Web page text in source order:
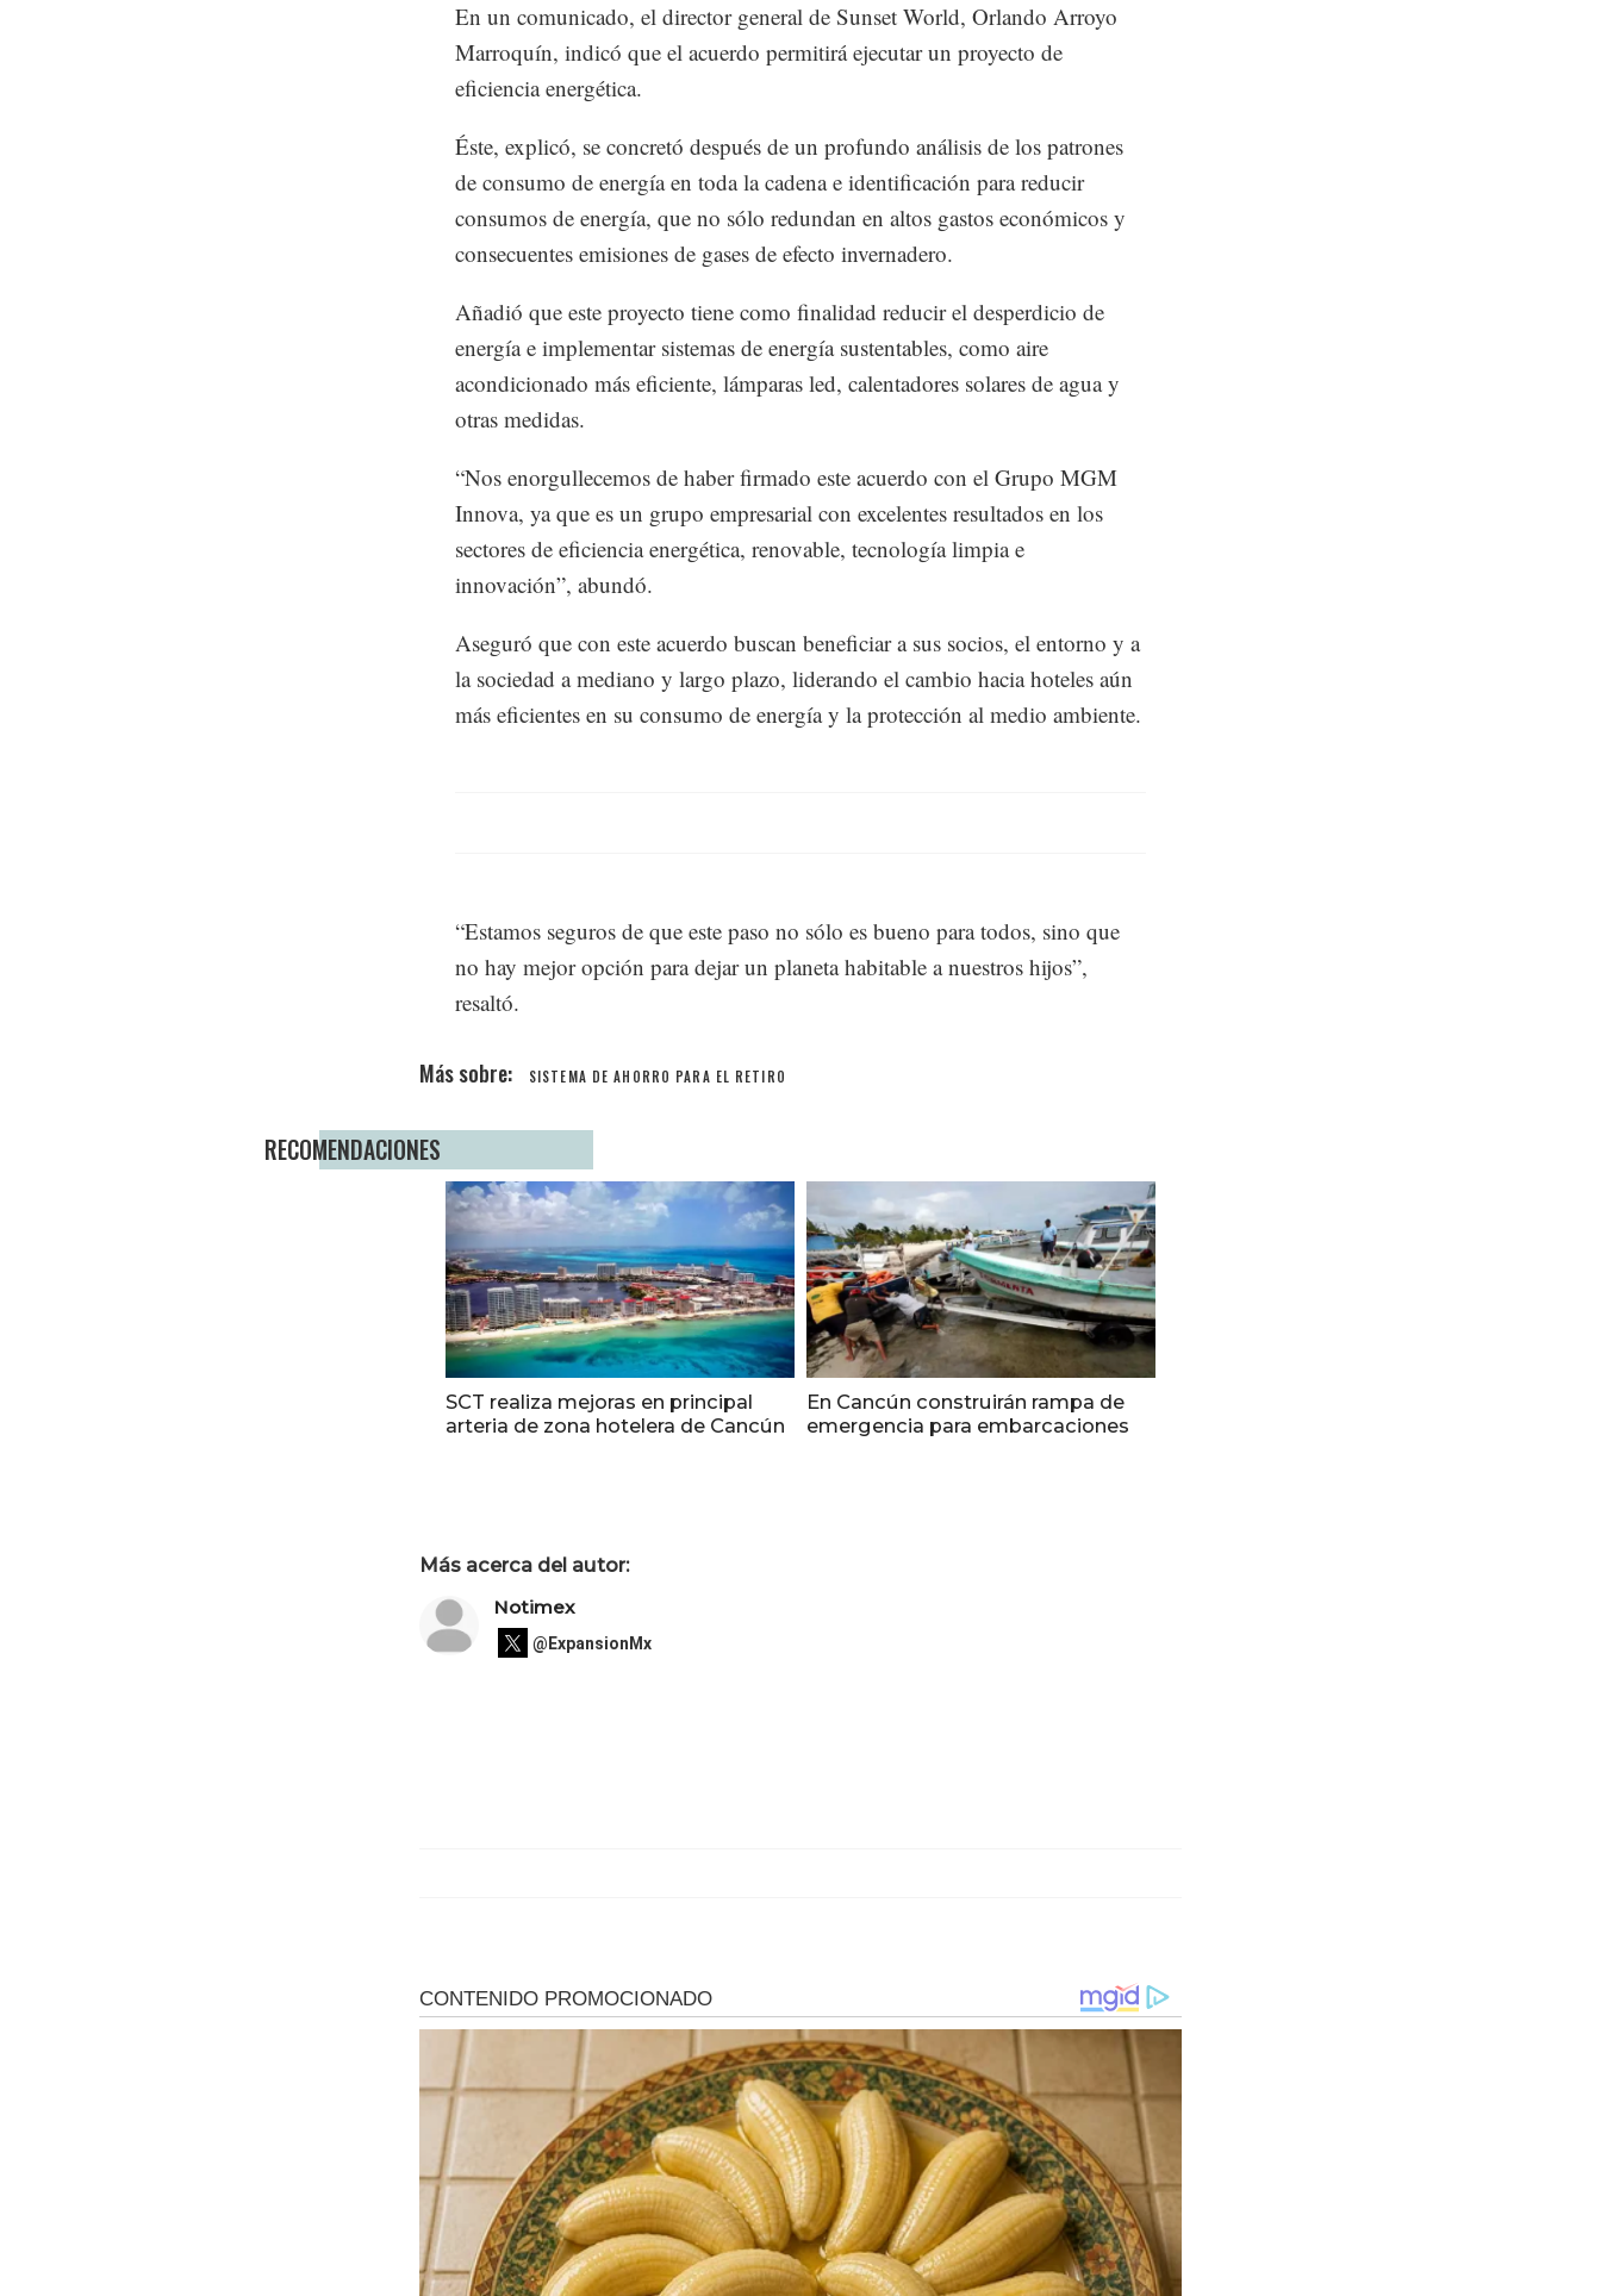
En un comunicado, el director general de Sunset World, Orlando Arroyo
Marroquín, indicó que el acuerdo permitirá ejecutar un proyecto de
eficiencia energética.
Éste, explicó, se concretó después de un profundo análisis de los patrones
de consumo de energía en toda la cadena e identificación para reducir
consumos de energía, que no sólo redundan en altos gastos económicos y
consecuentes emisiones de gases de efecto invernadero.
Añadió que este proyecto tiene como finalidad reducir el desperdicio de
energía e implementar sistemas de energía sustentables, como aire
acondicionado más eficiente, lámparas led, calentadores solares de agua y
otras medidas.
“Nos enorgullecemos de haber firmado este acuerdo con el Grupo MGM
Innova, ya que es un grupo empresarial con excelentes resultados en los
sectores de eficiencia energética, renovable, tecnología limpia e
innovación”, abundó.
Aseguró que con este acuerdo buscan beneficiar a sus socios, el entorno y a
la sociedad a mediano y largo plazo, liderando el cambio hacia hoteles aún
más eficientes en su consumo de energía y la protección al medio ambiente.
“Estamos seguros de que este paso no sólo es bueno para todos, sino que
no hay mejor opción para dejar un planeta habitable a nuestros hijos”,
resaltó.
SISTEMA DE AHORRO PARA EL RETIRO
RECOMENDACIONES
SCT realiza mejoras en principal
arteria de zona hotelera de Cancún
En Cancún construirán rampa de
emergencia para embarcaciones
Más acerca del autor:
Notimex
@ExpansionMx